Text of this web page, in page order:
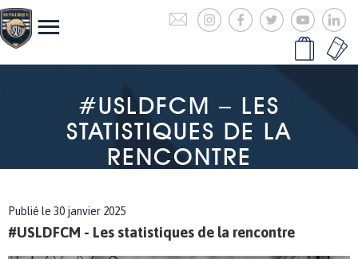
#USLDFCM – LES
STATISTIQUES DE LA
RENCONTRE
Publié le 30 janvier 2025
#USLDFCM - Les statistiques de la rencontre